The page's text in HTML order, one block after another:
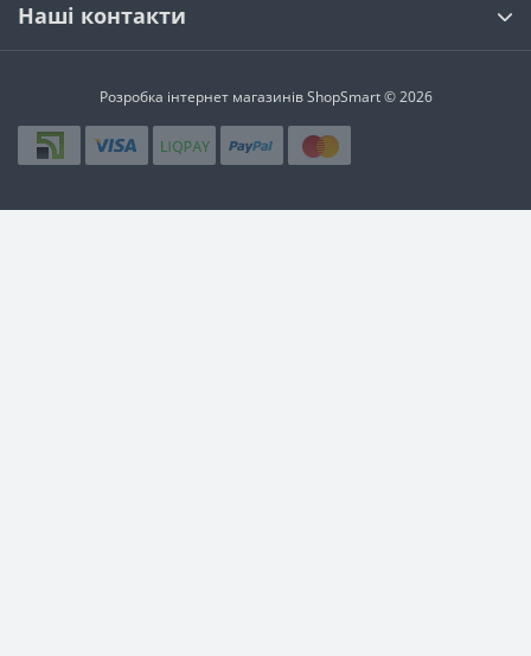
Наші контакти
Розробка інтернет магазинівShopSmart © 2026